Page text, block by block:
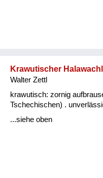
Krawutischer Halawachl
Walter Zettl
krawutisch: zornig
Tschechischen) .
...siehe oben